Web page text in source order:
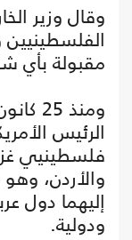
وقال وزير
مقبولة بأي
ومنذ
الرئيس
فلسطينيي
والأردن،
إليهما دول
ودولية.